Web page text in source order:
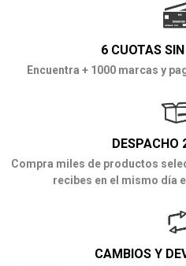
6 CUOTAS
Encuentra + 1000 marcas y
DESPACHO
Compra miles de productos
recibes en el mismo día
CAMBIOS Y